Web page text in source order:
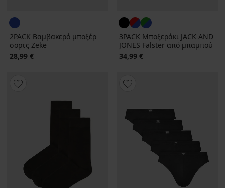
2PACK Βαμβακερό μποξέρ
σορτς Zeke
28,99 €
3PACK Μποξεράκι JACK AND
JONES Falster από μπαμπού
34,99 €